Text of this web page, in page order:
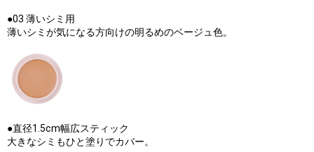
●03 薄いシミ用
薄いシミが気になる方向けの明るめのベージュ色。
●直径1.5cm幅広スティック
大きなシミもひと塗りでカバー。